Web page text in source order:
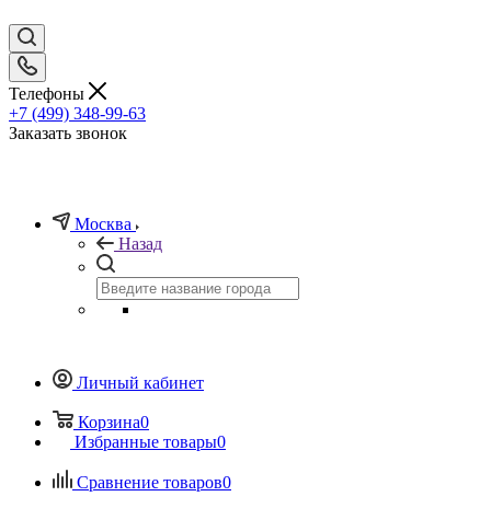
Телефоны
+7 (499) 348-99-63
Заказать звонок
Москва
Назад
Личный кабинет
Корзина0
Избранные товары0
Сравнение товаров0